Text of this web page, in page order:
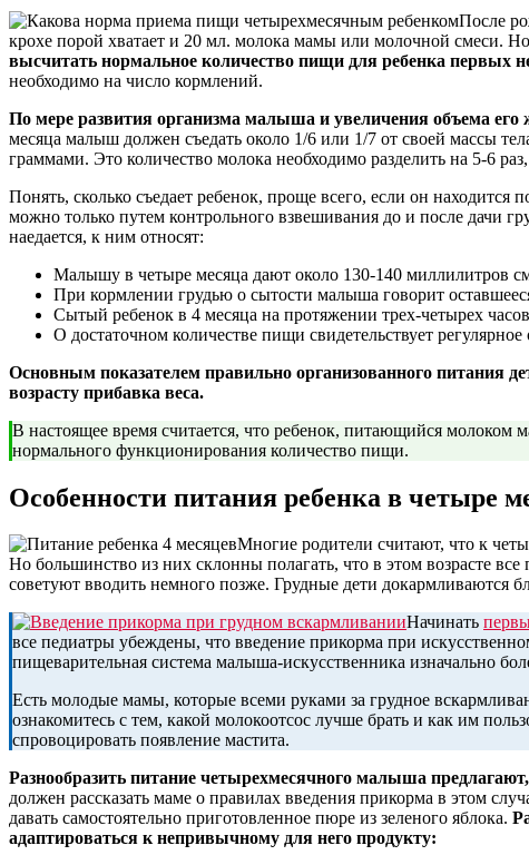
После
крохе порой хватает и 20 мл. молока мамы или молочной смеси.
высчитать нормальное количество пищи для ребенка первых
необходимо на число кормлений.
По мере развития организма малыша и увеличения объема
месяца малыш должен съедать около 1/6 или 1/7 от своей массы
граммами. Это количество молока необходимо разделить на 5-6
Понять, сколько съедает ребенок, проще всего, если он
можно только путем контрольного взвешивания до и после дачи
наедается, к ним относят:
Малышу в четыре месяца дают около 130-140 миллилитров
При кормлении грудью о сытости малыша говорит
Сытый ребенок в 4 месяца на протяжении трех-четырех
О достаточном количестве пищи свидетельствует
Основным показателем правильно организованного питания
возрасту прибавка веса.
В настоящее время считается, что ребенок, питающийся молоком
нормального функционирования количество пищи.
Особенности питания ребенка в четыре
Многие родители считают, что к
Но большинство из них склонны полагать, что в этом возрасте
советуют вводить немного позже. Грудные дети докармливаются
Начинать
все педиатры убеждены, что введение прикорма при
пищеварительная система малыша-искусственника изначально
Есть молодые мамы, которые всеми руками за грудное
ознакомитесь с тем, какой молокоотсос лучше брать и как им
спровоцировать появление мастита.
Разнообразить питание четырехмесячного малыша
должен рассказать маме о правилах введения прикорма в этом
давать самостоятельно приготовленное пюре из зеленого яблока.
адаптироваться к непривычному для него продукту: